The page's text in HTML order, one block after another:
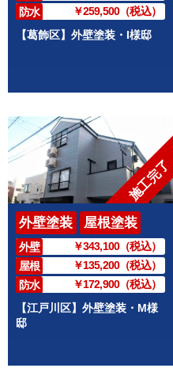
防水
￥259,500（税込）
【葛飾区】外壁塗装・I様邸
施工完了
外壁塗装 屋根塗装
外壁
￥343,100（税込）
屋根
￥135,200（税込）
防水
￥172,900（税込）
【江戸川区】外壁塗装・M様
邸